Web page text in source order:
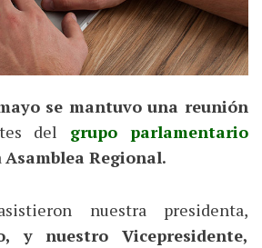
se mantuvo una reunión
del grupo parlamentario
Asamblea Regional.
nuestra presidenta,
y nuestro Vicepresidente,